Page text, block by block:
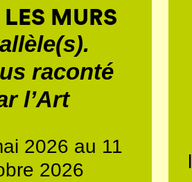
MURS
raconté
l’Art
2026 au 11
2026